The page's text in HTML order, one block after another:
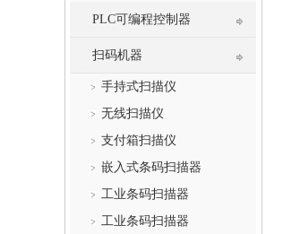
PLC可编程控制器
扫码机器
手持式扫描仪
无线扫描仪
支付箱扫描仪
嵌入式条码扫描器
工业条码扫描器
工业条码扫描器